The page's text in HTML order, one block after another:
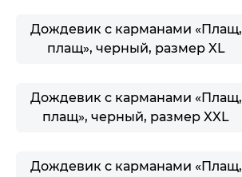
Дождевик с карманами «Плащ,
плащ», черный, размер XL
Дождевик с карманами «Плащ,
плащ», черный, размер XXL
Дождевик с карманами «Плащ,